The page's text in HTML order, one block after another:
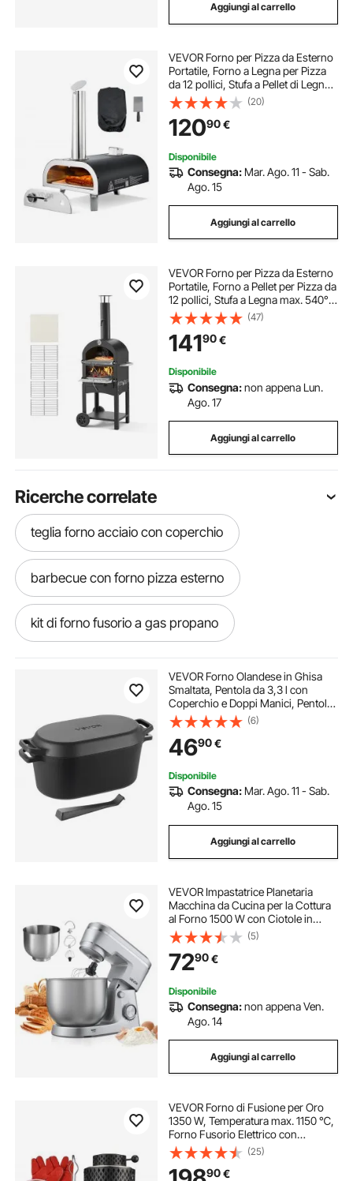
Aggiungi al carrello
VEVOR Forno per Pizza da Esterno
Portatile, Forno a Legna per Pizza
da 12 pollici, Stufa a Pellet di Legno
con Termometro per Campeggio
all'Aperto, Cortile, Giardino, Nero
(20)
12090€
Disponibile
Consegna: Mar. Ago. 11 - Sab.
Ago. 15
Aggiungi al carrello
VEVOR Forno per Pizza da Esterno
Portatile, Forno a Pellet per Pizza da
12 pollici, Stufa a Legna max. 540°C
con 2 Ruote Rimovibili per
Campeggio all'Aperto, Cortile,
Giardino, Barbecue
(47)
14190€
Disponibile
Consegna:non appena Lun.
Ago. 17
Aggiungi al carrello
Ricerche correlate
teglia forno acciaio con coperchio
barbecue con forno pizza esterno
kit di forno fusorio a gas propano
forno a legna x pizza in acciaio
forno a legno portatile
forno pizza doppia camera
forno elettrico nuovo
forno pizza elettrico cucina forno elettrico
Forno a Gas per Pizza in Acciaio Inox
forno cucina incasso cucina forno
forno da cucina
VEVOR Forno Olandese in Ghisa
Smaltata, Pentola da 3,3 l con
Coperchio e Doppi Manici, Pentola
Durevole, Compatibile con Forni a
Induzione Fino a 260 ℃, per
Brasare, Stufati, Arrostire, Nero
(6)
4690€
Disponibile
Consegna: Mar. Ago. 11 - Sab.
Ago. 15
Aggiungi al carrello
VEVOR Impastatrice Planetaria
Macchina da Cucina per la Cottura
al Forno 1500 W con Ciotole in
Acciaio Inox, Gancio per Impastare,
Impastatrice con Inclinazione
Regolabile a 10 Velocità
(5)
7290€
Disponibile
Consegna:non appena Ven.
Ago. 14
Aggiungi al carrello
VEVOR Forno di Fusione per Oro
1350 W, Temperatura max. 1150 ℃,
Forno Fusorio Elettrico con
Crogiolo in Ceramica da 1kg e 3 kg,
Lavorazione Raffinazione di Metalli
(25)
90€